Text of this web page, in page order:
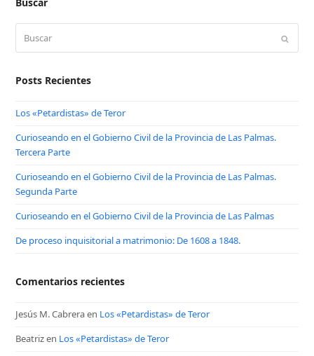
Buscar
Posts Recientes
Los «Petardistas» de Teror
Curioseando en el Gobierno Civil de la Provincia de Las Palmas.
Tercera Parte
Curioseando en el Gobierno Civil de la Provincia de Las Palmas.
Segunda Parte
Curioseando en el Gobierno Civil de la Provincia de Las Palmas
De proceso inquisitorial a matrimonio: De 1608 a 1848.
Comentarios recientes
Jesús M. Cabreraen Los «Petardistas» de Teror
Beatrizen Los «Petardistas» de Teror